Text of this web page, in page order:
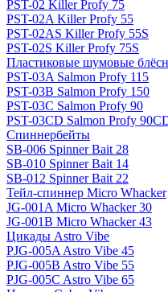
PST-02 Killer Profy 75
PST-02A Killer Profy 55
PST-02AS Killer Profy 55S
PST-02S Killer Profy 75S
Пластиковые шумовые
PST-03A Salmon Profy 115
PST-03B Salmon Profy 150
PST-03C Salmon Profy 90
PST-03CD Salmon Profy
Спиннербейты
SB-006 Spinner Bait 28
SB-010 Spinner Bait 14
SB-012 Spinner Bait 22
Тейл-спиннер Micro Whacker
JG-001A Micro Whacker 30
JG-001B Micro Whacker 43
Цикады Astro Vibe
PJG-005A Astro Vibe 45
PJG-005B Astro Vibe 55
PJG-005C Astro Vibe 65